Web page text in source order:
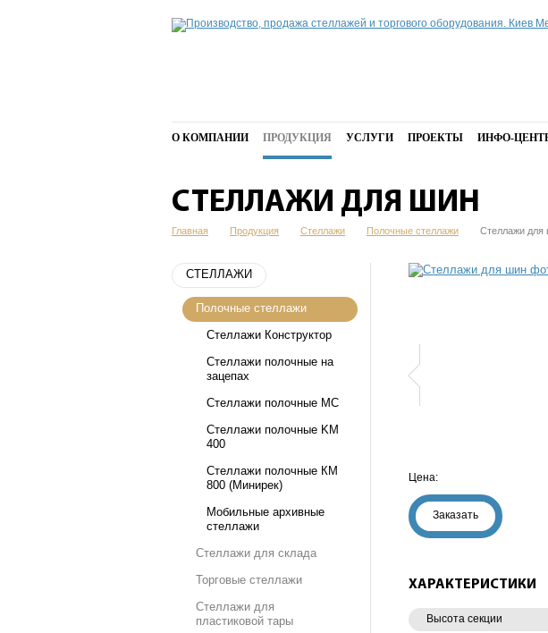
О КОМПАНИИ ПРОДУКЦИЯ УСЛУГИ ПРОЕКТЫ ИНФО-
СТЕЛЛАЖИ ДЛЯ ШИН
Главная Продукция Стеллажи Полочные стеллажи Стеллажи для
СТЕЛЛАЖИ
Полочные стеллажи
Стеллажи Конструктор
Стеллажи полочные на
зацепах
Стеллажи полочные МС
Стеллажи полочные KM
400
Стеллажи полочные КМ
800 (Минирек)
Мобильные архивные
стеллажи
Стеллажи для склада
Торговые стеллажи
Стеллажи для
пластиковой тары
Цена:
Заказать
ХАРАКТЕРИСТИКИ
Высота секции